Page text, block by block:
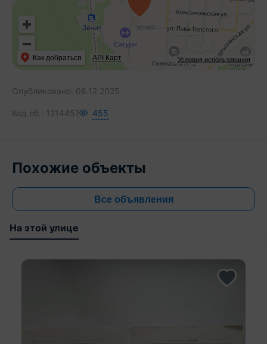
Условия использования
Как добраться API Карт
Опубликовано: 08.12.2025
Код об.: 1214451 455
Похожие объекты
Все объявления
На этой улице